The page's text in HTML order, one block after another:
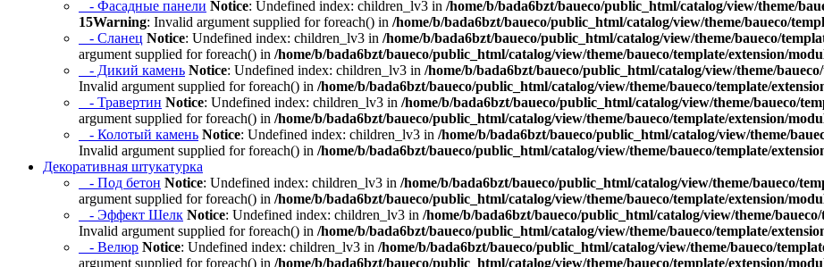
- Фасадные панели Notice: Undefined index: children_lv3 in /home/b/bada6bzt/baueco/public_html/catalog/view/theme/
15Warning: Invalid argument supplied for foreach() in /home/b/bada6bzt/baueco/public_html/catalog/view/theme/baueco/
- Сланец Notice: Undefined index: children_lv3 in /home/b/bada6bzt/baueco/public_html/catalog/view/theme/baueco/
argument supplied for foreach() in /home/b/bada6bzt/baueco/public_html/catalog/view/theme/baueco/template/extension/
- Дикий камень Notice: Undefined index: children_lv3 in /home/b/bada6bzt/baueco/public_html/catalog/view/theme/
Invalid argument supplied for foreach() in /home/b/bada6bzt/baueco/public_html/catalog/view/theme/baueco/template/
- Травертин Notice: Undefined index: children_lv3 in /home/b/bada6bzt/baueco/public_html/catalog/view/theme/baueco/
argument supplied for foreach() in /home/b/bada6bzt/baueco/public_html/catalog/view/theme/baueco/template/extension/
- Колотый камень Notice: Undefined index: children_lv3 in /home/b/bada6bzt/baueco/public_html/catalog/view/theme/
Invalid argument supplied for foreach() in /home/b/bada6bzt/baueco/public_html/catalog/view/theme/baueco/template/
Декоративная штукатурка
- Под бетон Notice: Undefined index: children_lv3 in /home/b/bada6bzt/baueco/public_html/catalog/view/theme/baueco/
argument supplied for foreach() in /home/b/bada6bzt/baueco/public_html/catalog/view/theme/baueco/template/extension/
- Эффект Шелк Notice: Undefined index: children_lv3 in /home/b/bada6bzt/baueco/public_html/catalog/view/theme/
Invalid argument supplied for foreach() in /home/b/bada6bzt/baueco/public_html/catalog/view/theme/baueco/template/
- Велюр Notice: Undefined index: children_lv3 in /home/b/bada6bzt/baueco/public_html/catalog/view/theme/baueco/
argument supplied for foreach() in /home/b/bada6bzt/baueco/public_html/catalog/view/theme/baueco/template/extension/